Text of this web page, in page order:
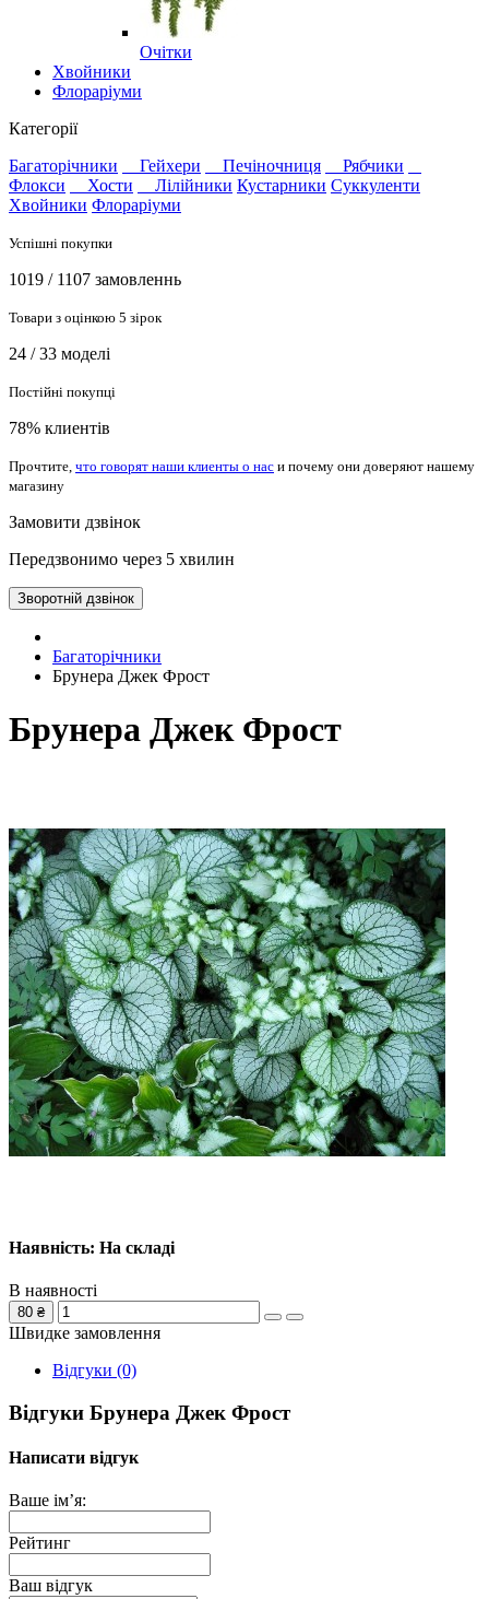
Очітки
Хвойники
Флораріуми
Категорії
Багаторічники
Гейхери Печіночниця
Рябчики
Флокси
Хости Лілійники Кустарники Суккуленти
Хвойники Флораріуми
Успішні покупки
1019 / 1107 замовленнь
Товари з оцінкою 5 зірок
24 / 33 моделі
Постійні покупці
78% клиентів
Прочтите, что говорят наши клиенты о нас и почему они доверяют нашему
магазину
Замовити дзвінок
Передзвонимо через 5 хвилин
Зворотній дзвінок
Багаторічники
Брунера Джек Фрост
Брунера Джек Фрост
Наявність: На складі
В наявності
80 ₴
Швидке замовлення
Відгуки (0)
Відгуки Брунера Джек Фрост
Написати відгук
Ваше ім’я:
Рейтинг
Ваш відгук